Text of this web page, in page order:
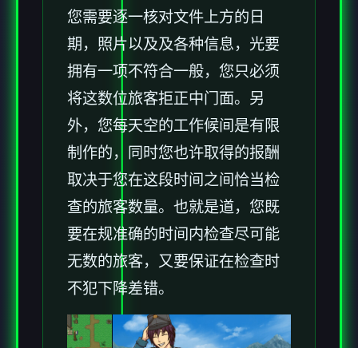
您需要逐一核对文件上方的日
期，照片以及及各种信息，光要
拥有一项不符合一般，您只必须
将这数位旅客拒正中门面。另
外，您每天空的工作候间是有限
制作的，同时您也许取得的报酬
取决于您在这段时间之间恰当检
查的旅客数量。也就是道，您既
要在规准确的时间内检查尽可能
无数的旅客，又要保证在检查时
不犯下降差错。